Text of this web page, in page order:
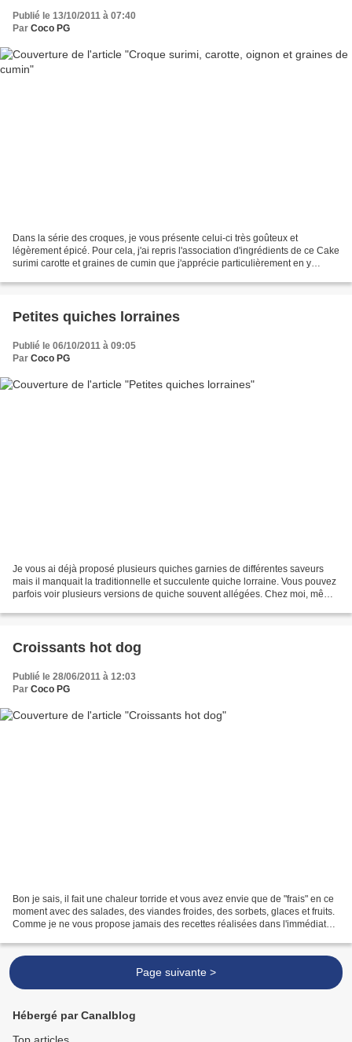
Publié le 13/10/2011 à 07:40
Par Coco PG
Dans la série des croques, je vous présente celui-ci très goûteux et
légèrement épicé. Pour cela, j'ai repris l'association d'ingrédients de ce Cake
surimi carotte et graines de cumin que j'apprécie particulièrement en y
Petites quiches lorraines
Publié le 06/10/2011 à 09:05
Par Coco PG
Je vous ai déjà proposé plusieurs quiches garnies de différentes saveurs
mais il manquait la traditionnelle et succulente quiche lorraine. Vous pouvez
parfois voir plusieurs versions de quiche souvent allégées. Chez moi, même
Croissants hot dog
Publié le 28/06/2011 à 12:03
Par Coco PG
Bon je sais, il fait une chaleur torride et vous avez envie que de "frais" en ce
moment avec des salades, des viandes froides, des sorbets, glaces et fruits.
Comme je ne vous propose jamais des recettes réalisées dans l'immédiat
Page suivante >
Hébergé par Canalblog